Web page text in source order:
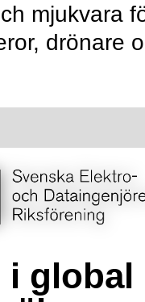
mjukvara
drönare
i global